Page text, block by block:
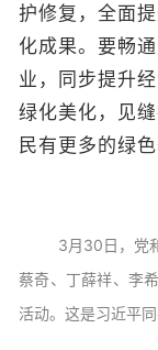
护修复，全面
化成果。要畅
业，同步提升
绿化美化，见
民有更多的绿色
3月30日，党
蔡奇、丁薛祥、李
活动。这是习近平